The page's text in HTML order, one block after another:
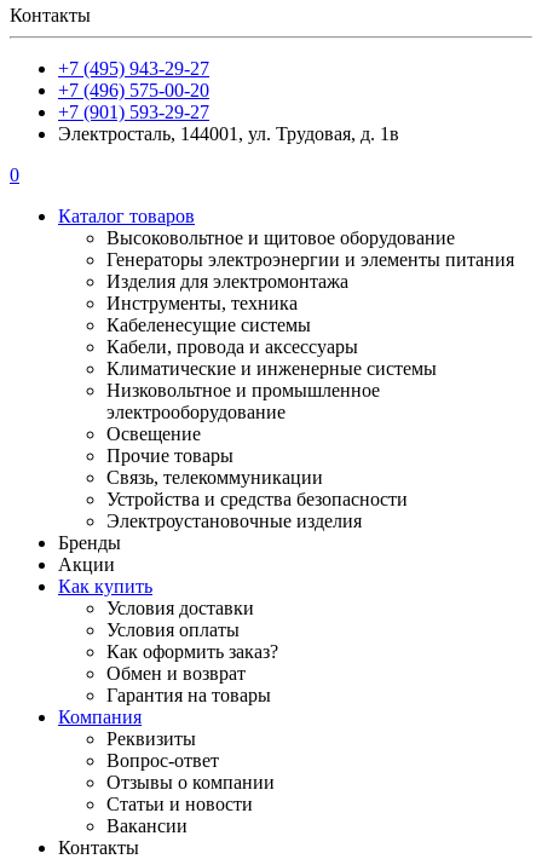
Контакты
+7 (495) 943-29-27
+7 (496) 575-00-20
+7 (901) 593-29-27
Электросталь, 144001, ул. Трудовая, д. 1в
0
Каталог товаров
Высоковольтное и щитовое оборудование
Генераторы электроэнергии и элементы питания
Изделия для электромонтажа
Инструменты, техника
Кабеленесущие системы
Кабели, провода и аксессуары
Климатические и инженерные системы
Низковольтное и промышленное
электрооборудование
Освещение
Прочие товары
Связь, телекоммуникации
Устройства и средства безопасности
Электроустановочные изделия
Бренды
Акции
Как купить
Условия доставки
Условия оплаты
Как оформить заказ?
Обмен и возврат
Гарантия на товары
Компания
Реквизиты
Вопрос-ответ
Отзывы о компании
Статьи и новости
Вакансии
Контакты